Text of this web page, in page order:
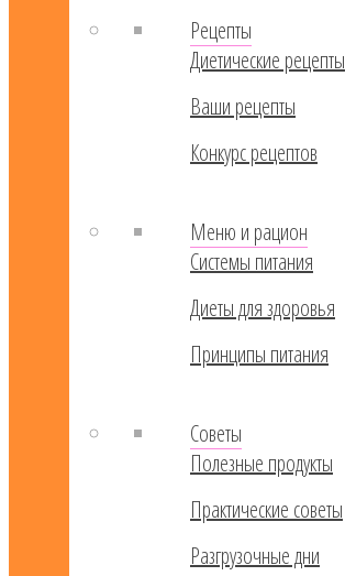
Рецепты
Диетические рецепты
Ваши рецепты
Конкурс рецептов
Меню и рацион
Системы питания
Диеты для здоровья
Принципы питания
Советы
Полезные продукты
Практические советы
Разгрузочные дни